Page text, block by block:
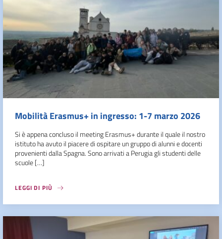
Mobilità Erasmus+ in ingresso: 1-7 marzo 2026
Si è appena concluso il meeting Erasmus+ durante il quale il nostro
istituto ha avuto il piacere di ospitare un gruppo di alunni e docenti
provenienti dalla Spagna. Sono arrivati a Perugia gli studenti delle
scuole […]
LEGGI DI PIÙ